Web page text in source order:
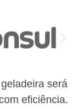
será
eficiência.